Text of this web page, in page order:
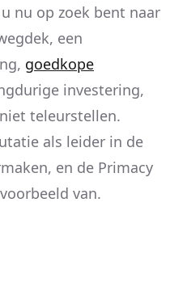
nu op zoek bent naar
een
goedkope
investering,
teleurstellen.
als leider in de
en de Primacy
van.